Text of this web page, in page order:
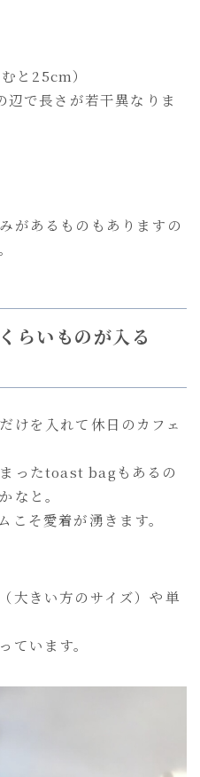
と25cm）
で長さが若干異なりま
があるものもありますの
いものが入る
けを入れて休日のカフェ
ったtoast bagもあるの
なと。
こそ愛着が湧きます。
大きい方のサイズ）や単
ています。